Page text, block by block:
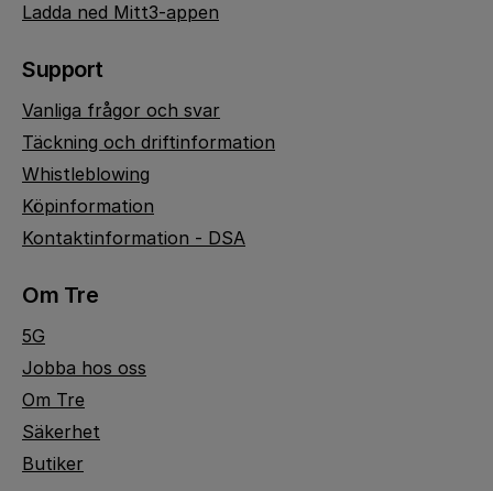
Ladda ned Mitt3-appen
Support
Vanliga frågor och svar
Täckning och driftinformation
Whistleblowing
Köpinformation
Kontaktinformation - DSA
Om Tre
5G
Jobba hos oss
Om Tre
Säkerhet
Butiker